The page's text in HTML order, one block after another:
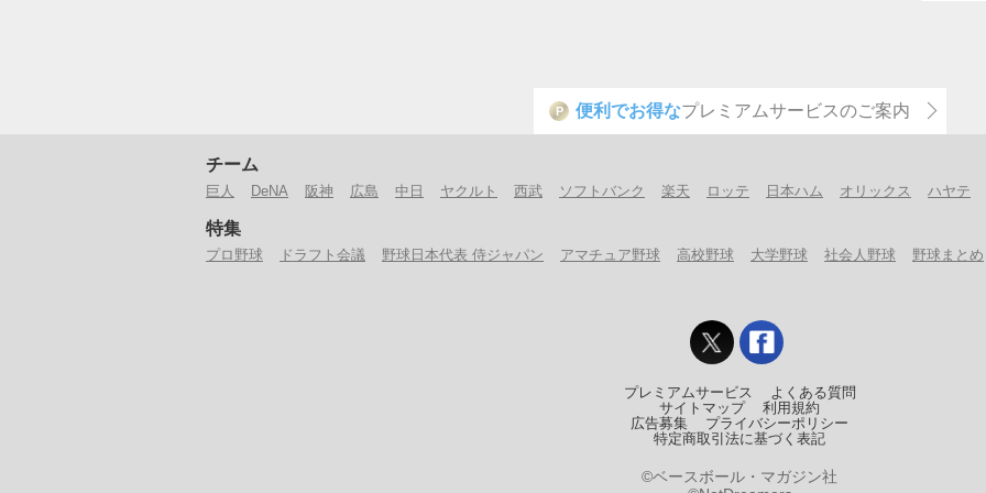
P 便利でお得なプレミアムサービスのご案内
チーム
巨人 DeNA 阪神 広島 中日 ヤクルト 西武 ソフトバンク 楽天 ロッテ 日本ハム オリックス ハヤテ
特集
プロ野球 ドラフト会議 野球日本代表 侍ジャパン アマチュア野球 高校野球 大学野球 社会人野球 野球まとめ
プレミアムサービス
よくある質問
サイトマップ
利用規約
広告募集
プライバシーポリシー
特定商取引法に基づく表記
©ベースボール・マガジン社